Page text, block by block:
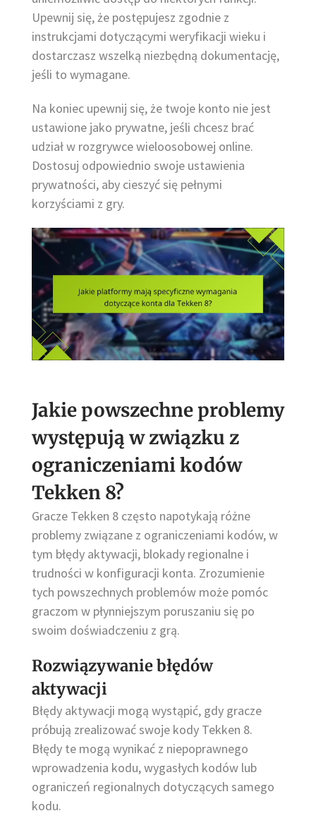
Upewnij się, że postępujesz zgodnie z
instrukcjami dotyczącymi weryfikacji wieku i
dostarczasz wszelką niezbędną dokumentację,
jeśli to wymagane.
Na koniec upewnij się, że twoje konto nie jest
ustawione jako prywatne, jeśli chcesz brać
udział w rozgrywce wieloosobowej online.
Dostosuj odpowiednio swoje ustawienia
prywatności, aby cieszyć się pełnymi
korzyściami z gry.
Jakie powszechne problemy
występują w związku z
ograniczeniami kodów
Tekken 8?
Gracze Tekken 8 często napotykają różne
problemy związane z ograniczeniami kodów, w
tym błędy aktywacji, blokady regionalne i
trudności w konfiguracji konta. Zrozumienie
tych powszechnych problemów może pomóc
graczom w płynniejszym poruszaniu się po
swoim doświadczeniu z grą.
Rozwiązywanie błędów
aktywacji
Błędy aktywacji mogą wystąpić, gdy gracze
próbują zrealizować swoje kody Tekken 8.
Błędy te mogą wynikać z niepoprawnego
wprowadzenia kodu, wygasłych kodów lub
ograniczeń regionalnych dotyczących samego
kodu.